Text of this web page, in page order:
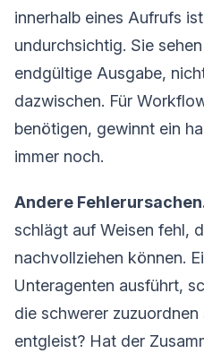
innerhalb eines Aufrufs
undurchsichtig. Sie
endgültige Ausgabe,
dazwischen. Für
benötigen, gewinnt ein
immer noch.
Andere
schlägt auf Weisen fehl,
nachvollziehen können.
Unteragenten ausführt,
die schwerer
entgleist? Hat der